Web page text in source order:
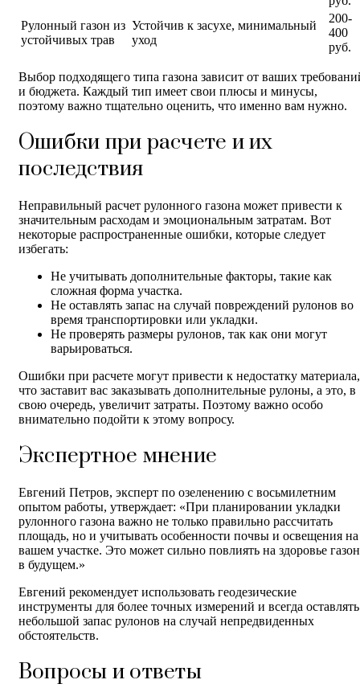
Рулонный газон из
устойчивых трав
Устойчив к засухе, минимальный
уход
200-
400
руб.
Выбор подходящего типа газона зависит от ваших
и бюджета. Каждый тип имеет свои плюсы и минусы,
поэтому важно тщательно оценить, что именно вам нужно.
Ошибки при расчете и их
последствия
Неправильный расчет рулонного газона может привести к
значительным расходам и эмоциональным затратам. Вот
некоторые распространенные ошибки, которые следует
избегать:
Не учитывать дополнительные факторы, такие как
сложная форма участка.
Не оставлять запас на случай повреждений рулонов во
время транспортировки или укладки.
Не проверять размеры рулонов, так как они могут
варьироваться.
Ошибки при расчете могут привести к недостатку материала,
что заставит вас заказывать дополнительные рулоны, а это, в
свою очередь, увеличит затраты. Поэтому важно особо
внимательно подойти к этому вопросу.
Экспертное мнение
Евгений Петров, эксперт по озеленению с восьмилетним
опытом работы, утверждает: «При планировании укладки
рулонного газона важно не только правильно рассчитать
площадь, но и учитывать особенности почвы и освещения на
вашем участке. Это может сильно повлиять на здоровье
в будущем.»
Евгений рекомендует использовать геодезические
инструменты для более точных измерений и всегда оставлять
небольшой запас рулонов на случай непредвиденных
обстоятельств.
Вопросы и ответы